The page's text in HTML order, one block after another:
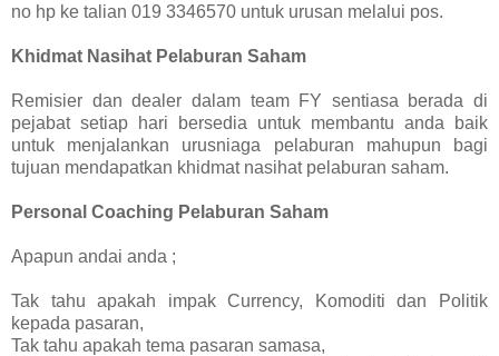
no hp ke talian 019 3346570 untuk urusan melalui pos.
Khidmat Nasihat Pelaburan Saham
Remisier dan dealer dalam team FY sentiasa berada di
pejabat setiap hari bersedia untuk membantu anda baik
untuk menjalankan urusniaga pelaburan mahupun bagi
tujuan mendapatkan khidmat nasihat pelaburan saham.
Personal Coaching Pelaburan Saham
Apapun andai anda ;
Tak tahu apakah impak Currency, Komoditi dan Politik
kepada pasaran,
Tak tahu apakah tema pasaran samasa,